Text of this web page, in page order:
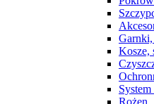
Kosze,
Rożen